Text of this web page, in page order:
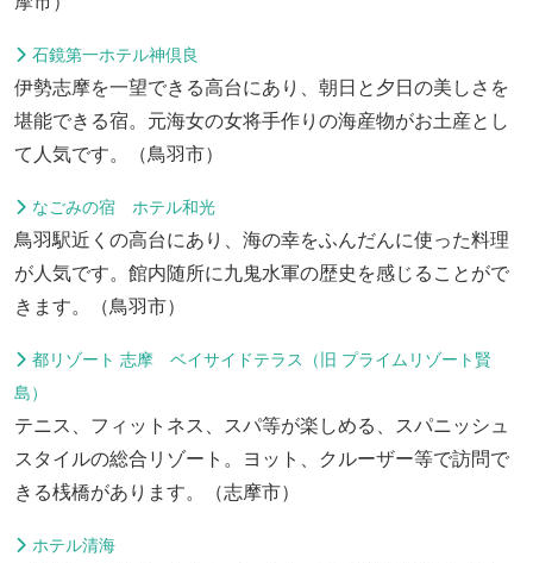
石鏡第一ホテル神倶良
伊勢志摩を一望できる高台にあり、朝日と夕日の美しさを
堪能できる宿。元海女の女将手作りの海産物がお土産とし
て人気です。（鳥羽市）
なごみの宿 ホテル和光
鳥羽駅近くの高台にあり、海の幸をふんだんに使った料理
が人気です。館内随所に九鬼水軍の歴史を感じることがで
きます。（鳥羽市）
都リゾート 志摩 ベイサイドテラス（旧 プライムリゾート賢
島）
テニス、フィットネス、スパ等が楽しめる、スパニッシュ
スタイルの総合リゾート。ヨット、クルーザー等で訪問で
きる桟橋があります。（志摩市）
ホテル清海